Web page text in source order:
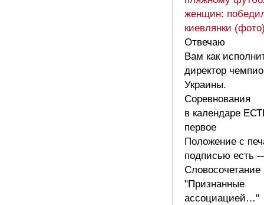
женщин:
киевлянки
Отвечаю
Вам как
директор
Украины.
Соревнования
в календаре
первое
Положение с
подписью есть
Словосочетание
"Признанные
ассоциацией…"